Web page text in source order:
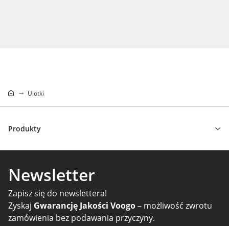
Ulotki
Produkty
Newsletter
Zapisz się do newslettera!
Zyskaj Gwarancję Jakości Voogo– możliwość zwrotu
zamówienia bez podawania przyczyny.